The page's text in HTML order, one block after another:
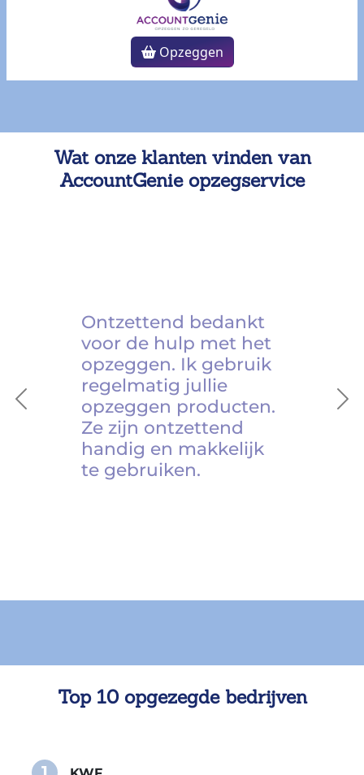
Opzeggen
Wat onze klanten vinden van
AccountGenie opzegservice
Previous
Ontzettend bedankt
voor de hulp met het
opzeggen. Ik gebruik
regelmatig jullie
opzeggen producten.
Ze zijn ontzettend
handig en makkelijk
te gebruiken.
Top 10 opgezegde bedrijven